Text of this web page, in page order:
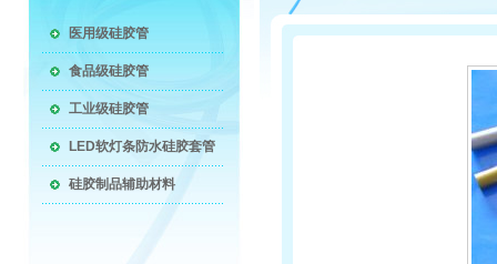
医用级硅胶管
食品级硅胶管
工业级硅胶管
LED软灯条防水硅胶套管
硅胶制品辅助材料